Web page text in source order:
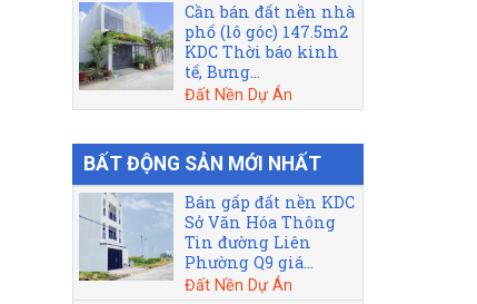
Cần bán đất nền nhà
phố (lô góc) 147.5m2
KDC Thời báo kinh
tế, Bưng...
Đất Nền Dự Án
BẤT ĐỘNG SẢN MỚI NHẤT
Bán gấp đất nền KDC
Sở Văn Hóa Thông
Tin đường Liên
Phường Q9 giá...
Đất Nền Dự Án